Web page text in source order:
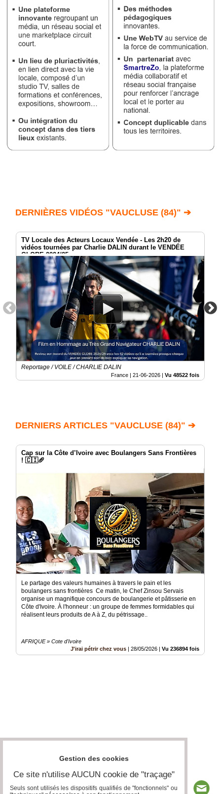
DERNIÈRES VIDÉOS "VAUCLUSE (84)" ➔
TV Locale des Acteurs Locaux Vendée - Les 2h20 de
vidéos tournées par Charlie DALIN durant le VENDÉE
GLOBE 2024/25
Reportage / VOILE / CHARLIE DALIN
France | 21-06-2026 | Vu 48522 fois
DERNIERS ARTICLES "VAUCLUSE (84)" ➔
Cap sur la Côte d’Ivoire avec Boulangers Sans Frontières
! 🇨🇮🥖
Le partage des valeurs humaines à travers le pain et les
boulangers sans frontières Ce matin, le Chef Zinsou Servais
organise un magnifique concours de boulangerie et pâtisserie en
Côte d'Ivoire. À l'honneur : un groupe de femmes formidables qui
réalisent leurs produits de A à Z, du pétrissage..
AFRIQUE » Cote d'Ivoire
J'irai pétrir chez vous
28/05/2026 Vu 236894 fois
Gestion des cookies
Ce site n'utilise AUCUN cookie de "traçage"
Seuls sont utilisés les dispositifs qualifiés de "fonctionnels" ou